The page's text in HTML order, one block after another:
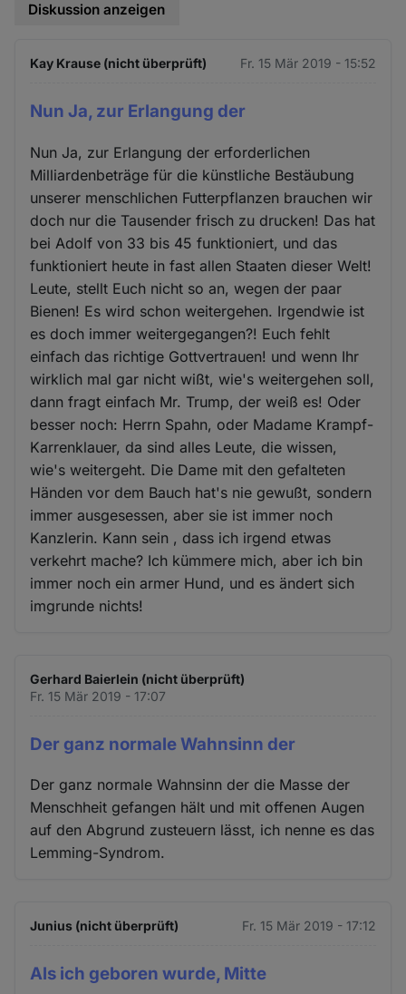
Diskussion anzeigen
Kay Krause (nicht überprüft) Fr. 15 Mär 2019 - 15:52
Nun Ja, zur Erlangung der
Nun Ja, zur Erlangung der erforderlichen
Milliardenbeträge für die künstliche Bestäubung
unserer menschlichen Futterpflanzen brauchen wir
doch nur die Tausender frisch zu drucken! Das hat
bei Adolf von 33 bis 45 funktioniert, und das
funktioniert heute in fast allen Staaten dieser Welt!
Leute, stellt Euch nicht so an, wegen der paar
Bienen! Es wird schon weitergehen. Irgendwie ist
es doch immer weitergegangen?! Euch fehlt
einfach das richtige Gottvertrauen! und wenn Ihr
wirklich mal gar nicht wißt, wie's weitergehen soll,
dann fragt einfach Mr. Trump, der weiß es! Oder
besser noch: Herrn Spahn, oder Madame Krampf-
Karrenklauer, da sind alles Leute, die wissen,
wie's weitergeht. Die Dame mit den gefalteten
Händen vor dem Bauch hat's nie gewußt, sondern
immer ausgesessen, aber sie ist immer noch
Kanzlerin. Kann sein , dass ich irgend etwas
verkehrt mache? Ich kümmere mich, aber ich bin
immer noch ein armer Hund, und es ändert sich
imgrunde nichts!
Gerhard Baierlein (nicht überprüft)
Fr. 15 Mär 2019 - 17:07
Der ganz normale Wahnsinn der
Der ganz normale Wahnsinn der die Masse der
Menschheit gefangen hält und mit offenen Augen
auf den Abgrund zusteuern lässt, ich nenne es das
Lemming-Syndrom.
Junius (nicht überprüft) Fr. 15 Mär 2019 - 17:12
Als ich geboren wurde, Mitte